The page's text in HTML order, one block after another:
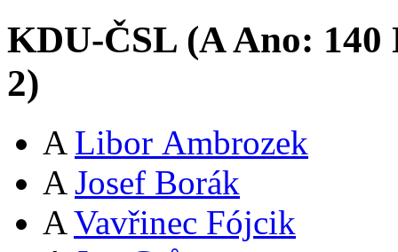
KDU-ČSL (AAno: 140
2)
A Libor Ambrozek
A Josef Borák
A Vavřinec Fójcik